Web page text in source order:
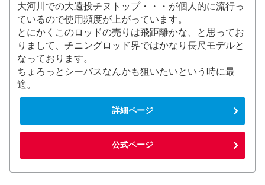
大河川での大遠投チヌトップ・・・が個人的に流行っ
ているので使用頻度が上がっています。
とにかくこのロッドの売りは飛距離かな、と思ってお
りまして、チニングロッド界ではかなり長尺モデルと
なっております。
ちょろっとシーバスなんかも狙いたいという時に最
適。
詳細ページ
公式ページ